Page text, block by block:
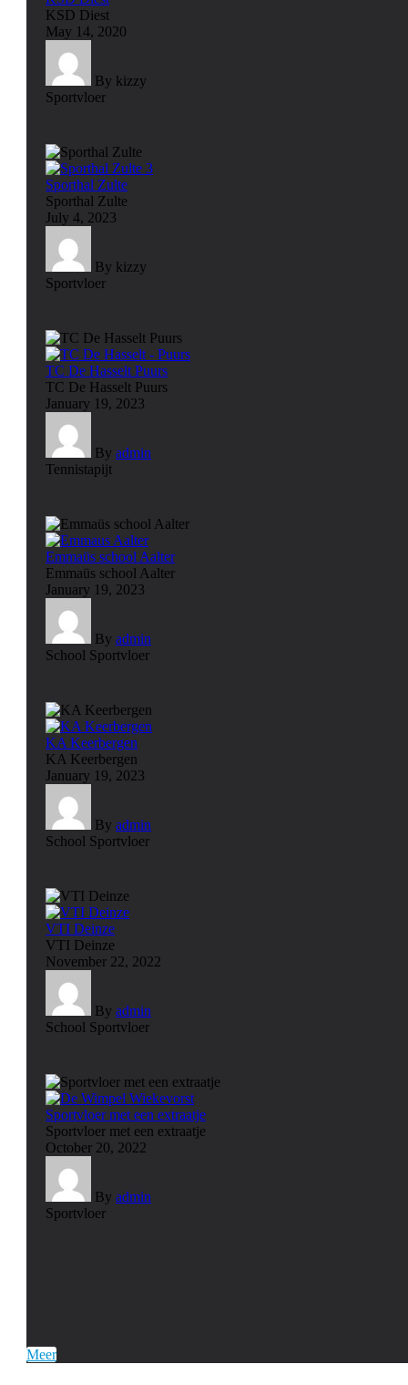
KSD Diest
May 14, 2020
By kizzy
Sportvloer
Sporthal Zulte
Sporthal Zulte
July 4, 2023
By kizzy
Sportvloer
TC De Hasselt Puurs
TC De Hasselt Puurs
January 19, 2023
By admin
Tennistapijt
Emmaüs school Aalter
Emmaüs school Aalter
January 19, 2023
By admin
School Sportvloer
KA Keerbergen
KA Keerbergen
January 19, 2023
By admin
School Sportvloer
VTI Deinze
VTI Deinze
November 22, 2022
By admin
School Sportvloer
Sportvloer met een extraatje
Sportvloer met een extraatje
October 20, 2022
By admin
Sportvloer
Meer